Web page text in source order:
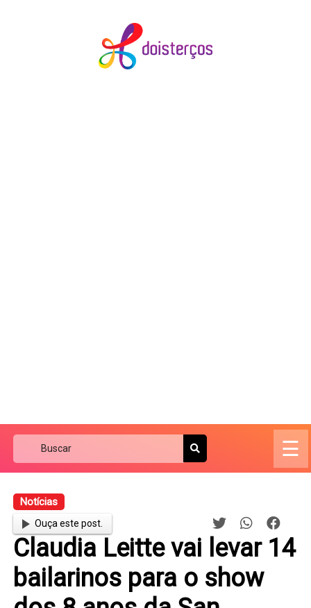
☰
Notícias
Ouça este post.
Claudia Leitte vai levar 14
bailarinos para o show